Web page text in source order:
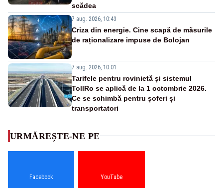
scădea
7 aug. 2026, 10:43
Criza din energie. Cine scapă de măsurile
de raționalizare impuse de Bolojan
7 aug. 2026, 10:01
Tarifele pentru rovinietă și sistemul
TollRo se aplică de la 1 octombrie 2026.
Ce se schimbă pentru șoferi și
transportatori
URMĂREȘTE-NE PE
Facebook YouTube